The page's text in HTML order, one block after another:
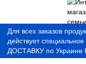
Для всех заказов
действует
ДОСТАВКУ по Украине